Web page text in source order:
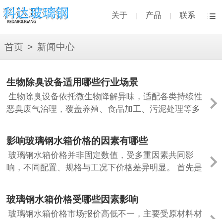
关于 | 产品 | 联系
首页 > 新闻中心
生物除臭设备适用哪些行业场景
生物除臭设备依托微生物降解异味，适配各类持续性
恶臭废气治理，覆盖养殖、食品加工、污泥处理等多
污泥脱水车间、堆肥处置站均需配套，垃...
影响玻璃钢水箱价格的因素有哪些
玻璃钢水箱价格并非固定数值，受多重因素共同影
响，不同配置、规格与工况下价格差异明显。 首先是
材、人工、运输成本分摊更高，单位造价...
玻璃钢水箱价格受哪些因素影响
玻璃钢水箱价格市场报价高低不一，主要受原材料材